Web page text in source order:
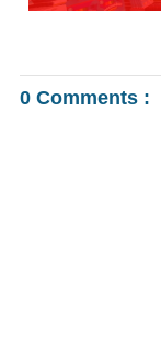
0 Comments :